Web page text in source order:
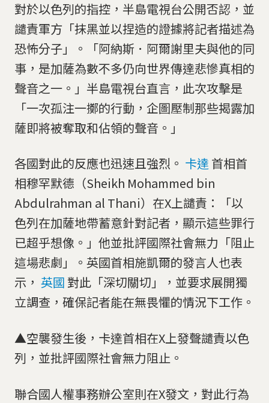
對於以色列的指控，半島電視台公開否認，並
譴責軍方「抹黑並以捏造的證據將記者描述為
恐怖分子」。「阿納斯．阿爾謝里夫與他的同
事，是加薩為數不多仍向世界傳達悲慘真相的
聲音之一。」半島電視台直言，此次攻擊是
「一次孤注一擲的行動，企圖壓制那些揭露加
薩即將被奪取和佔領的聲音。」
各國對此的反應也迅速且強烈。 卡達 首相首
相穆罕默德（Sheikh Mohammed bin
Abdulrahman al Thani）在X上譴責：「以
色列在加薩地帶蓄意針對記者，顯示這些罪行
已超乎想像。」他並批評國際社會無力「阻止
這場悲劇」。英國首相施凱爾的發言人也表
示， 英國 對此「深切關切」，並要求展開獨
立調查，確保記者能在無畏懼的情況下工作。
▲空襲發生後，卡達首相在X上發聲譴責以色
列，並批評國際社會無力阻止。
聯合國人權事務辦公室則在X發文，對此行為